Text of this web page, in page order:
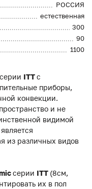
РОССИЯ
естественная
300
90
1100
серии ITTс
приборы,
конвекции.
и не
видимой
из различных видов
серии ITT (8см,
их в пол